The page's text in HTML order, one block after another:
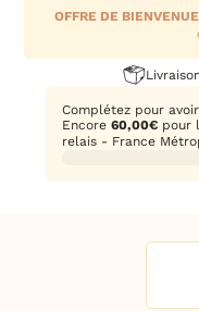
Complétez pour
Encore60,00€ pour
relais - France
OFFRE DE